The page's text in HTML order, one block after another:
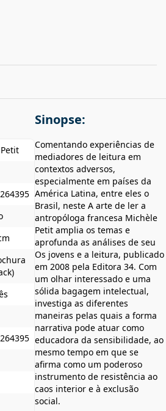
Sinopse:
Comentando experiências de
mediadores de leitura em
contextos adversos,
especialmente em países da
América Latina, entre eles o
Brasil, neste A arte de ler a
antropóloga francesa Michèle
Petit amplia os temas e
aprofunda as análises de seu
Os jovens e a leitura, publicado
em 2008 pela Editora 34. Com
um olhar interessado e uma
sólida bagagem intelectual,
investiga as diferentes
maneiras pelas quais a forma
narrativa pode atuar como
educadora da sensibilidade, ao
mesmo tempo em que se
afirma como um poderoso
instrumento de resistência ao
caos interior e à exclusão
social.